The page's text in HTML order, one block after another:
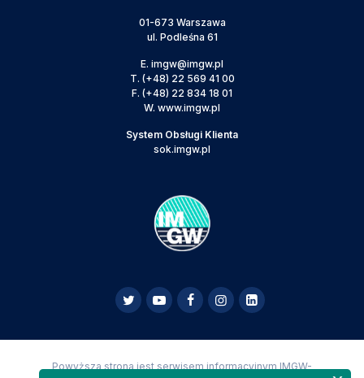
01-673 Warszawa
ul. Podleśna 61
E. imgw@imgw.pl
T. (+48) 22 569 41 00
F. (+48) 22 834 18 01
W. www.imgw.pl
System Obsługi Klienta
sok.imgw.pl
Powyższa strona jest serwisem informacyjnym IMGW-